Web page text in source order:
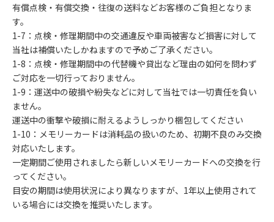
有償点検・有償交換・往復の送料などお客様のご負担となりま
す。
1-7：点検・修理期間中の交通違反や車両被害など損害に対して
当社は補償いたしかねますので予めご了承ください。
1-8：点検・修理期間中の代替機や貸出など理由の如何を問わず
ご対応を一切行っておりません。
1-9：運送中の破損や紛失などに対して当社では一切責任を負い
ません。
運送中の衝撃や破損に耐えるようしっかり梱包してください
1-10：メモリーカードは消耗品の扱いのため、初期不良のみ交換
対応いたします。
一定期間ご使用されましたら新しいメモリーカードへの交換を行
ってください。
目安の期間は使用状況により異なりますが、1年以上使用されて
いる場合には交換を推奨いたします。